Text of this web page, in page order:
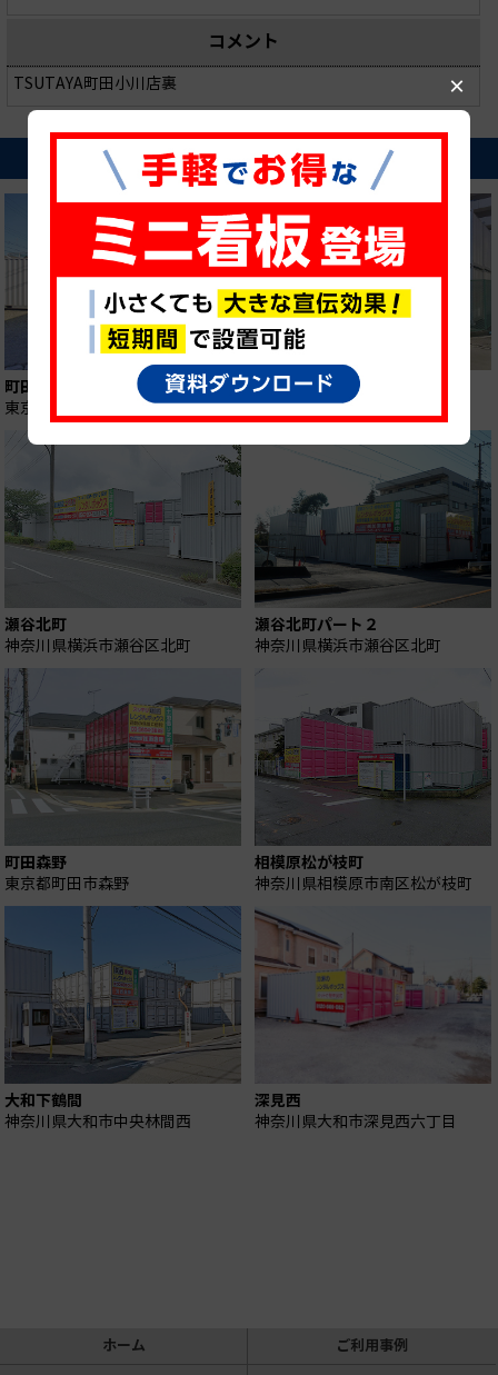
コメント
TSUTAYA町田小川店裏
近隣の貸し看板
町田鶴間パート２
東京都町田市南町田
町田小川
東京都町田市小川
瀬谷北町
神奈川県横浜市瀬谷区北町
瀬谷北町パート２
神奈川県横浜市瀬谷区北町
町田森野
東京都町田市森野
相模原松が枝町
神奈川県相模原市南区松が枝町
大和下鶴間
神奈川県大和市中央林間西
深見西
神奈川県大和市深見西六丁目
×
ホーム
ご利用事例